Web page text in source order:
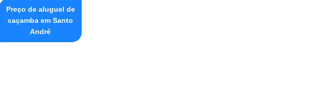
Preço de aluguel de
caçamba em Santo
André